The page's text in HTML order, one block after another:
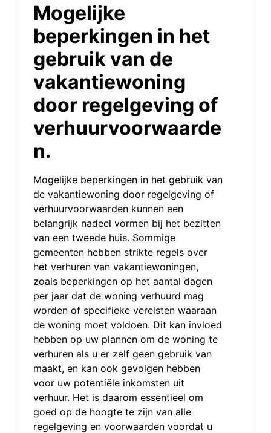
Mogelijke
beperkingen in het
gebruik van de
vakantiewoning
door regelgeving of
verhuurvoorwaarde
n.
Mogelijke beperkingen in het gebruik van
de vakantiewoning door regelgeving of
verhuurvoorwaarden kunnen een
belangrijk nadeel vormen bij het bezitten
van een tweede huis. Sommige
gemeenten hebben strikte regels over
het verhuren van vakantiewoningen,
zoals beperkingen op het aantal dagen
per jaar dat de woning verhuurd mag
worden of specifieke vereisten waaraan
de woning moet voldoen. Dit kan invloed
hebben op uw plannen om de woning te
verhuren als u er zelf geen gebruik van
maakt, en kan ook gevolgen hebben
voor uw potentiële inkomsten uit
verhuur. Het is daarom essentieel om
goed op de hoogte te zijn van alle
regelgeving en voorwaarden voordat u